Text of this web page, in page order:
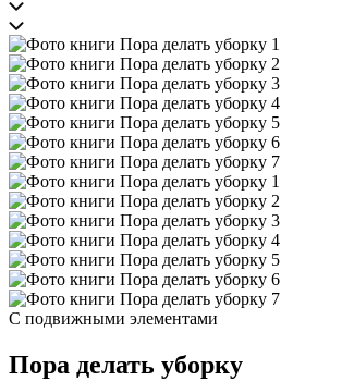
С подвижными элементами
Пора делать уборку